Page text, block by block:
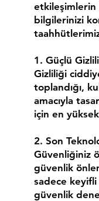
etkileşimlerin
bilgilerinizi
1. Güçlü
Gizliliği
toplandığı,
amacıyla
için en
2. Son
Güvenliğiniz
güvenlik
sadece
güvenlik